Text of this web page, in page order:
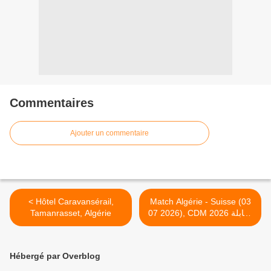
Commentaires
Ajouter un commentaire
< Hôtel Caravansérail,
Tamanrasset, Algérie
Match Algérie - Suisse (03
07 2026), CDM 2026 مقابلة
الجزائر - سويسرا، كاس العلم
Hébergé par Overblog